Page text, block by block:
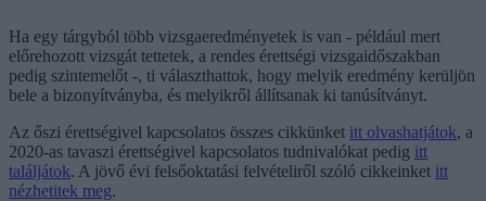
Ha egy tárgyból több vizsgaeredményetek is van - például mert
előrehozott vizsgát tettetek, a rendes érettségi vizsgaidőszakban
pedig szintemelőt -, ti választhattok, hogy melyik eredmény kerüljön
bele a bizonyítványba, és melyikről állítsanak ki tanúsítványt.
Az őszi érettségivel kapcsolatos összes cikkünket itt olvashatjátok, a
2020-as tavaszi érettségivel kapcsolatos tudnivalókat pedig itt
találjátok. A jövő évi felsőoktatási felvételiről szóló cikkeinket itt
nézhetitek meg.